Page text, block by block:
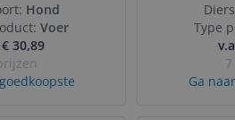
Hond
Voer
30,89
Type
Ga